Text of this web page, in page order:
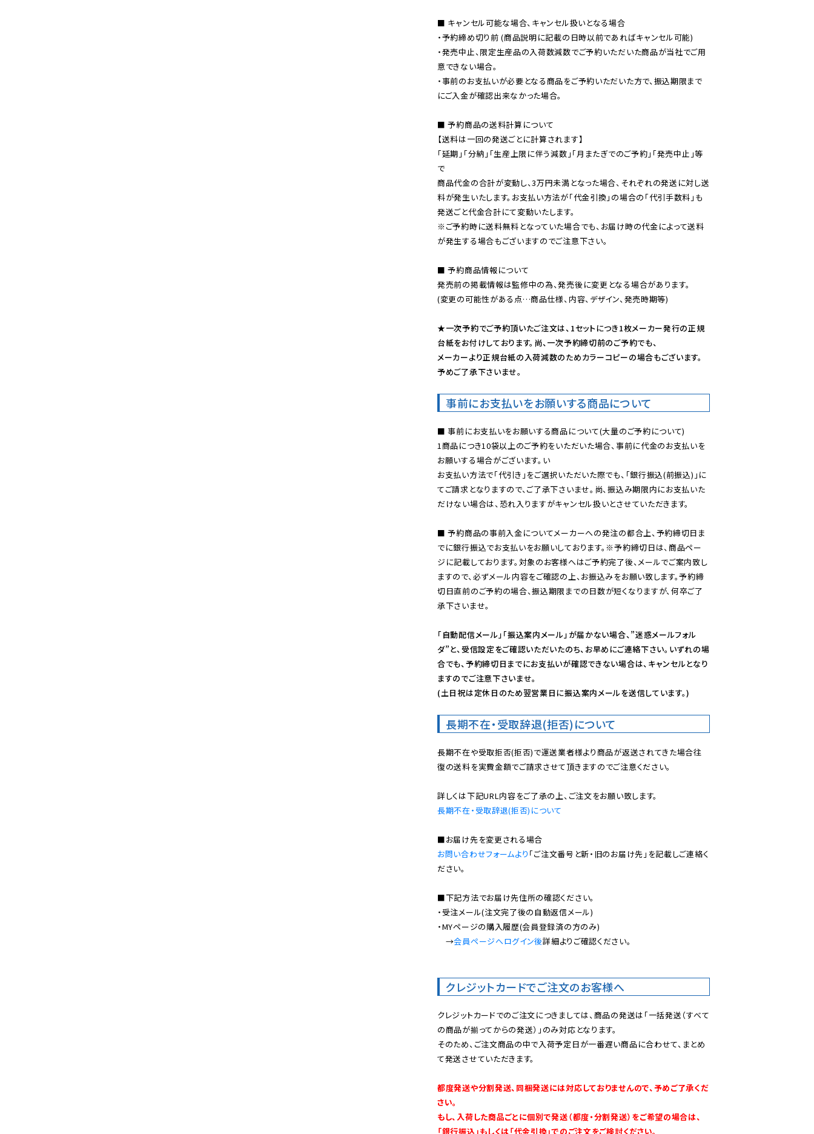
■ キャンセル可能な場合、キャンセル扱いとなる場合
・予約締め切り前 (商品説明に記載の日時以前であればキャンセル可能)
・発売中止、限定生産品の入荷数減数でご予約いただいた商品が当社でご用
意できない場合。
・事前のお支払いが必要となる商品をご予約いただいた方で、振込期限まで
にご入金が確認出来なかった場合。
■ 予約商品の送料計算について
【送料は一回の発送ごとに計算されます】
「延期」「分納」「生産上限に伴う減数」「月またぎでのご予約」「発売中止」等
で
商品代金の合計が変動し、3万円未満となった場合、それぞれの発送に対し送
料が発生いたします。お支払い方法が「代金引換」の場合の「代引手数料」も
※ご予約時に送料無料となっていた場合でも、お届け時の代金によって送料
が発生する場合もございますのでご注意下さい。
■ 予約商品情報について
発売前の掲載情報は監修中の為、発売後に変更となる場合があります。
(変更の可能性がある点…商品仕様、内容、デザイン、発売時期等)
★一次予約でご予約頂いたご注文は、1セットにつき1枚メーカー発行の正規
台紙をお付けしております。尚、一次予約締切前のご予約でも、
メーカーより正規台紙の入荷減数のためカラーコピーの場合もございます。
予めご了承下さいませ。
事前にお支払いをお願いする商品について
■ 事前にお支払いをお願いする商品について(大量のご予約について)
1商品につき10袋以上のご予約をいただいた場合、事前に代金のお支払いを
お願いする場合がございます。い
お支払い方法で「代引き」をご選択いただいた際でも、「銀行振込(前振込)」に
てご請求となりますので、ご了承下さいませ。尚、振込み期限内にお支払いた
だけない場合は、恐れ入りますがキャンセル扱いとさせていただきます。
■ 予約商品の事前入金についてメーカーへの発注の都合上、予約締切日ま
でに銀行振込でお支払いをお願いしております。※予約締切日は、商品ペー
ジに記載しております。対象のお客様へはご予約完了後、メールでご案内致し
ますので、必ずメール内容をご確認の上、お振込みをお願い致します。予約締
切日直前のご予約の場合、振込期限までの日数が短くなりますが、何卒ご了
承下さいませ。
「自動配信メール」「振込案内メール」が届かない場合、”迷惑メールフォル
ダ”と、受信設定をご確認いただいたのち、お早めにご連絡下さい。いずれの場
合でも、予約締切日までにお支払いが確認できない場合は、キャンセルとなり
ますのでご注意下さいませ。
(土日祝は定休日のため翌営業日に振込案内メールを送信しています。)
長期不在・受取辞退(拒否)について
長期不在や受取拒否(拒否)で運送業者様より商品が返送されてきた場合往
復の送料を実費金額でご請求させて頂きますのでご注意ください。
長期不在・受取辞退(拒否)について
お問い合わせフォームより 「ご注文番号と新・旧のお届け先」を記載しご連絡く
ださい。
■下記方法でお届け先住所の確認ください。
・受注メール(注文完了後の自動返信メール)
・MYページの購入履歴(会員登録済の方のみ)
→会員ページへログイン後詳細よりご確認ください。
クレジットカードでご注文のお客様へ
クレジットカードでのご注文につきましては、商品の発送は「一括発送（すべて
の商品が揃ってからの発送）」のみ対応となります。
そのため、ご注文商品の中で入荷予定日が一番遅い商品に合わせて、まとめ
て発送させていただきます。
都度発送や分割発送、同梱発送には対応しておりませんので、予めご了承くだ
さい。
もし、入荷した商品ごとに個別で発送（都度・分割発送）をご希望の場合は、
「銀行振込」もしくは「代金引換」でのご注文をご検討ください。